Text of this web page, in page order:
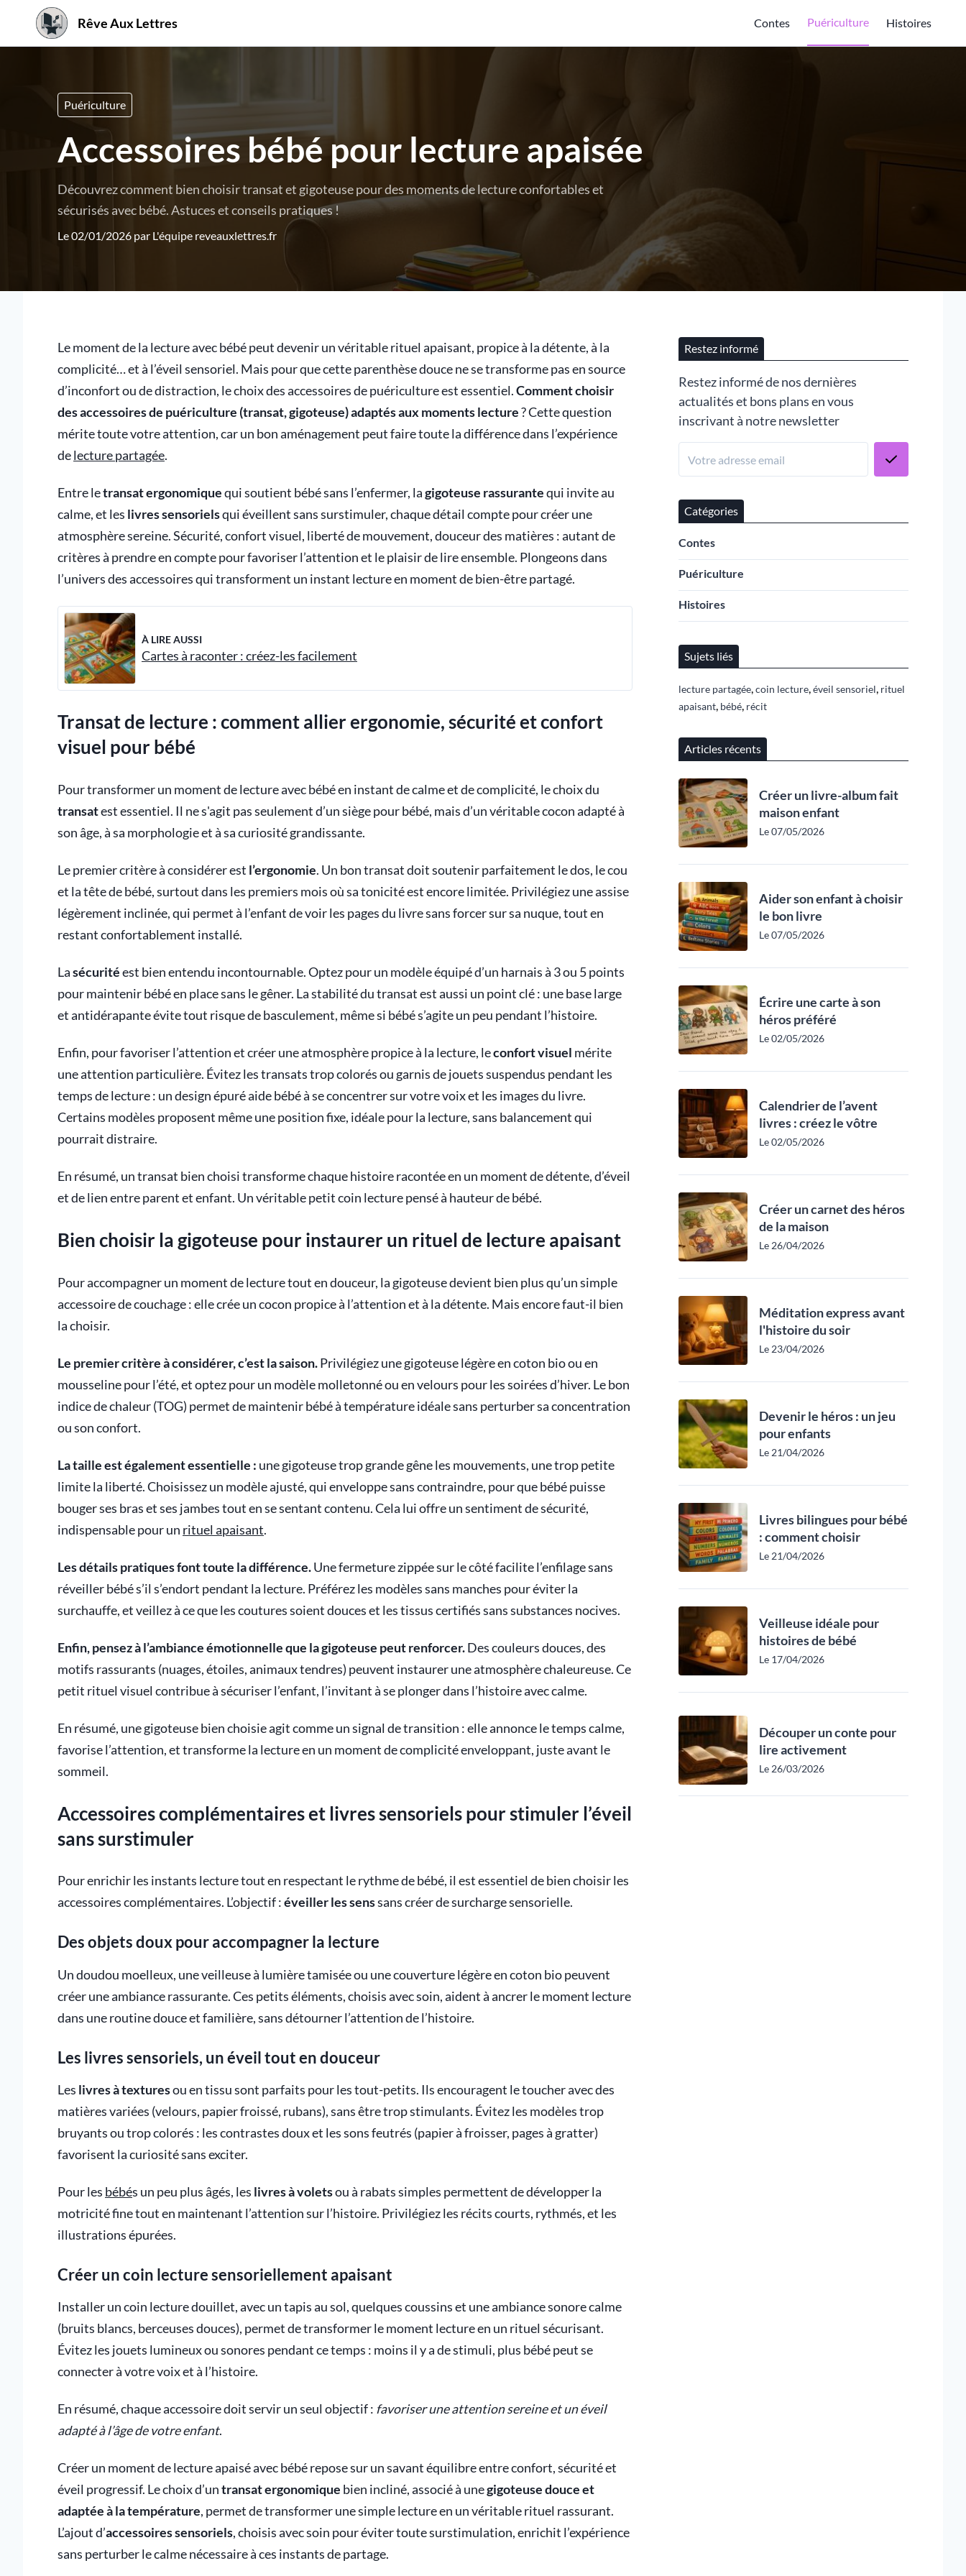
Rêve Aux Lettres Contes Puériculture Histoires
Puériculture
Accessoires bébé pour lecture apaisée
Découvrez comment bien choisir transat et gigoteuse pour des moments de lecture confortables et
sécurisés avec bébé. Astuces et conseils pratiques !
Le 02/01/2026 par L'équipe reveauxlettres.fr
Le moment de la lecture avec bébé peut devenir un véritable rituel apaisant, propice à la détente, à la
complicité… et à l’éveil sensoriel. Mais pour que cette parenthèse douce ne se transforme pas en source
d’inconfort ou de distraction, le choix des accessoires de puériculture est essentiel.Comment choisir
des accessoires de puériculture (transat, gigoteuse) adaptés aux moments lecture? Cette question
mérite toute votre attention, car un bon aménagement peut faire toute la différence dans l’expérience
delecture partagée.
Entre letransat ergonomiquequi soutient bébé sans l’enfermer, lagigoteuse rassurantequi invite au
calme, et les livres sensorielsqui éveillent sans surstimuler, chaque détail compte pour créer une
atmosphère sereine. Sécurité, confort visuel, liberté de mouvement, douceur des matières : autant de
critères à prendre en compte pour favoriser l’attention et le plaisir de lire ensemble. Plongeons dans
l’univers des accessoires qui transforment un instant lecture en moment de bien-être partagé.
À LIRE AUSSI
Cartes à raconter : créez-les facilement
Transat de lecture : comment allier ergonomie, sécurité et confort
visuel pour bébé
Pour transformer un moment de lecture avec bébé en instant de calme et de complicité, le choix du
transatest essentiel. Il ne s'agit pas seulement d’un siège pour bébé, mais d’un véritable cocon adapté à
son âge, à sa morphologie et à sa curiosité grandissante.
Le premier critère à considérer est l’ergonomie. Un bon transat doit soutenir parfaitement le dos, le cou
et la tête de bébé, surtout dans les premiers mois où sa tonicité est encore limitée. Privilégiez une assise
légèrement inclinée, qui permet à l’enfant de voir les pages du livre sans forcer sur sa nuque, tout en
restant confortablement installé.
Lasécuritéest bien entendu incontournable. Optez pour un modèle équipé d’un harnais à 3 ou 5 points
pour maintenir bébé en place sans le gêner. La stabilité du transat est aussi un point clé : une base large
et antidérapante évite tout risque de basculement, même si bébé s’agite un peu pendant l’histoire.
Enfin, pour favoriser l’attention et créer une atmosphère propice à la lecture, leconfort visuel mérite
une attention particulière. Évitez les transats trop colorés ou garnis de jouets suspendus pendant les
temps de lecture : un design épuré aide bébé à se concentrer sur votre voix et les images du livre.
Certains modèles proposent même une position fixe, idéale pour la lecture, sans balancement qui
pourrait distraire.
En résumé, un transat bien choisi transforme chaque histoire racontée en un moment de détente, d’éveil
et de lien entre parent et enfant. Un véritable petit coin lecture pensé à hauteur de bébé.
Bien choisir la gigoteuse pour instaurer un rituel de lecture apaisant
Pour accompagner un moment de lecture tout en douceur, la gigoteuse devient bien plus qu’un simple
accessoire de couchage : elle crée un cocon propice à l’attention et à la détente. Mais encore faut-il bien
la choisir.
Le premier critère à considérer, c’est la saison.Privilégiez une gigoteuse légère en coton bio ou en
mousseline pour l’été, et optez pour un modèle molletonné ou en velours pour les soirées d’hiver. Le bon
indice de chaleur (TOG) permet de maintenir bébé à température idéale sans perturber sa concentration
ou son confort.
La taille est également essentielle : une gigoteuse trop grande gêne les mouvements, une trop petite
limite la liberté. Choisissez un modèle ajusté, qui enveloppe sans contraindre, pour que bébé puisse
bouger ses bras et ses jambes tout en se sentant contenu. Cela lui offre un sentiment de sécurité,
indispensable pour un rituel apaisant.
Les détails pratiques font toute la différence.Une fermeture zippée sur le côté facilite l’enfilage sans
réveiller bébé s’il s’endort pendant la lecture. Préférez les modèles sans manches pour éviter la
surchauffe, et veillez à ce que les coutures soient douces et les tissus certifiés sans substances nocives.
Enfin, pensez à l’ambiance émotionnelle que la gigoteuse peut renforcer.Des couleurs douces, des
motifs rassurants (nuages, étoiles, animaux tendres) peuvent instaurer une atmosphère chaleureuse. Ce
petit rituel visuel contribue à sécuriser l’enfant, l’invitant à se plonger dans l’histoire avec calme.
En résumé, une gigoteuse bien choisie agit comme un signal de transition : elle annonce le temps calme,
favorise l’attention, et transforme la lecture en un moment de complicité enveloppant, juste avant le
sommeil.
Accessoires complémentaires et livres sensoriels pour stimuler l’éveil
sans surstimuler
Pour enrichir les instants lecture tout en respectant le rythme de bébé, il est essentiel de bien choisir les
accessoires complémentaires. L’objectif :éveiller les senssans créer de surcharge sensorielle.
Des objets doux pour accompagner la lecture
Un doudou moelleux, une veilleuse à lumière tamisée ou une couverture légère en coton bio peuvent
créer une ambiance rassurante. Ces petits éléments, choisis avec soin, aident à ancrer le moment lecture
dans une routine douce et familière, sans détourner l’attention de l’histoire.
Les livres sensoriels, un éveil tout en douceur
Les livres à texturesou en tissu sont parfaits pour les tout-petits. Ils encouragent le toucher avec des
matières variées (velours, papier froissé, rubans), sans être trop stimulants. Évitez les modèles trop
bruyants ou trop colorés : les contrastes doux et les sons feutrés (papier à froisser, pages à gratter)
favorisent la curiosité sans exciter.
Pour les bébés un peu plus âgés, les livres à voletsou à rabats simples permettent de développer la
motricité fine tout en maintenant l’attention sur l’histoire. Privilégiez les récits courts, rythmés, et les
illustrations épurées.
Créer un coin lecture sensoriellement apaisant
Installer un coin lecture douillet, avec un tapis au sol, quelques coussins et une ambiance sonore calme
(bruits blancs, berceuses douces), permet de transformer le moment lecture en un rituel sécurisant.
Évitez les jouets lumineux ou sonores pendant ce temps : moins il y a de stimuli, plus bébé peut se
connecter à votre voix et à l’histoire.
En résumé, chaque accessoire doit servir un seul objectif : favoriser une attention sereine et un éveil
adapté à l’âge de votre enfant.
Créer un moment de lecture apaisé avec bébé repose sur un savant équilibre entre confort, sécurité et
éveil progressif. Le choix d’untransat ergonomique bien incliné, associé à unegigoteuse douce et
adaptée à la température, permet de transformer une simple lecture en un véritable rituel rassurant.
L’ajout d’accessoires sensoriels, choisis avec soin pour éviter toute surstimulation, enrichit l’expérience
sans perturber le calme nécessaire à ces instants de partage.
Restez informé
Restez informé de nos dernières
actualités et bons plans en vous
inscrivant à notre newsletter
Catégories
Contes
Puériculture
Histoires
Sujets liés
lecture partagée,coin lecture,éveil sensoriel, rituel
apaisant, bébé, récit
Articles récents
Créer un livre-album fait
maison enfant
Le 07/05/2026
Aider son enfant à choisir
le bon livre
Le 07/05/2026
Écrire une carte à son
héros préféré
Le 02/05/2026
Calendrier de l’avent
livres : créez le vôtre
Le 02/05/2026
Créer un carnet des héros
de la maison
Le 26/04/2026
Méditation express avant
l'histoire du soir
Le 23/04/2026
Devenir le héros : un jeu
pour enfants
Le 21/04/2026
Livres bilingues pour bébé
: comment choisir
Le 21/04/2026
Veilleuse idéale pour
histoires de bébé
Le 17/04/2026
Découper un conte pour
lire activement
Le 26/03/2026